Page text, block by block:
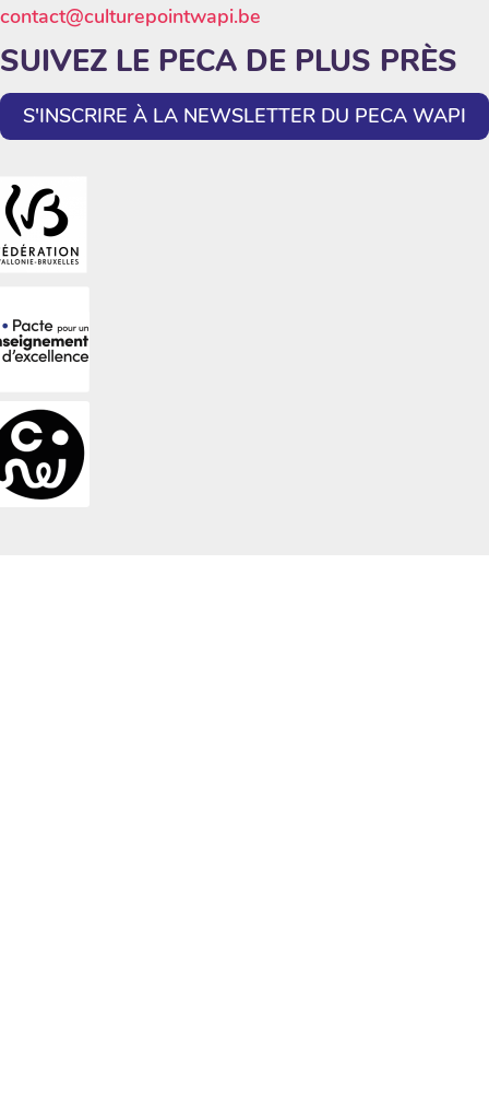
contact@culturepointwapi.be
SUIVEZ LE PECA DE PLUS PRÈS
S'INSCRIRE À LA NEWSLETTER DU PECA WAPI